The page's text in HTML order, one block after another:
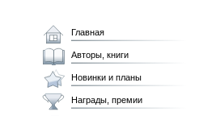
Главная
Авторы, книги
Новинки и планы
Награды, премии